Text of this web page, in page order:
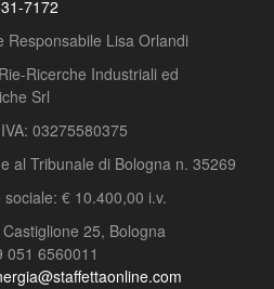
7172
Responsabile Lisa Orlandi
Ricerche Industriali ed
Srl
03275580375
al Tribunale di Bologna n. 35269
sociale: € 10.400,00 i.v.
25, Bologna
051 6560011